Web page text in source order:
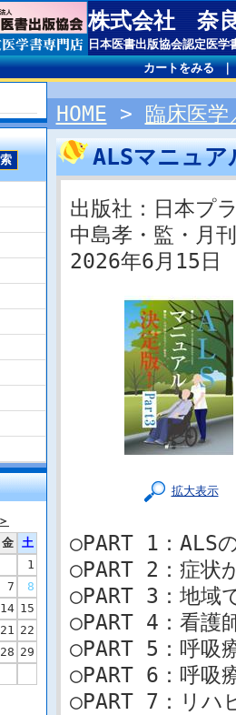
株式会社 奈
日本医書出版協会認定医
カートをみる
＞
金
土
1
7
8
14 15
21 22
28 29
HOME > 臨床医学
ALSマニュ
出版社：日本プ
中島孝・監・月
2026年6月15日
拡大表示
○PART 1：ALS
○PART 2：症状
○PART 3：地域
○PART 4：看護
○PART 5：呼吸
○PART 6：呼吸
○PART 7：リハ